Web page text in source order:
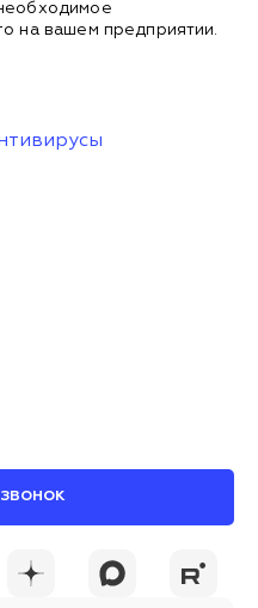
на вашем предприятии.
ЗВОНОК